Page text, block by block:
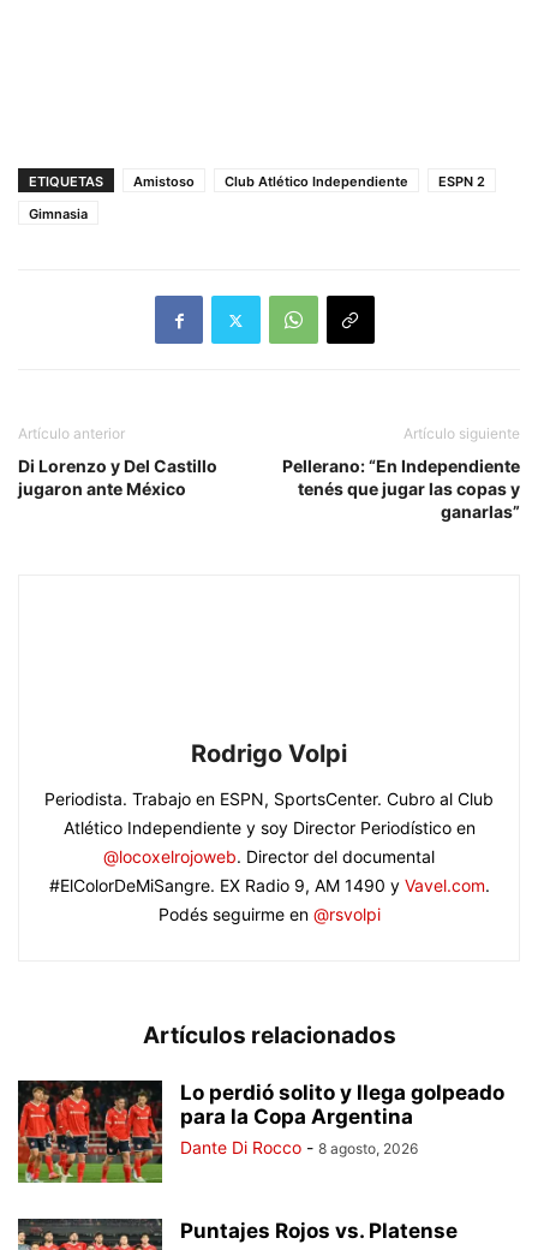
ETIQUETAS Amistoso Club Atlético Independiente
ESPN 2
Gimnasia
Artículo anterior
Di Lorenzo y Del Castillo
jugaron ante México
Artículo siguiente
Pellerano: “En Independiente
tenés que jugar las copas y
ganarlas”
Rodrigo Volpi
Periodista. Trabajo en ESPN, SportsCenter. Cubro al Club
Atlético Independiente y soy Director Periodístico en
@locoxelrojoweb. Director del documental
#ElColorDeMiSangre. EX Radio 9, AM 1490 y Vavel.com.
Podés seguirme en @rsvolpi
Artículos relacionados
Lo perdió solito y llega golpeado
para la Copa Argentina
Dante Di Rocco - 8 agosto, 2026
Puntajes Rojos vs. Platense